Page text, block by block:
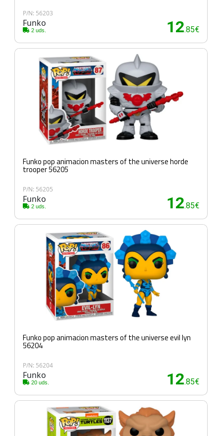
P/N: 56203
Funko
2 uds. 12.85€
Funko pop animacion masters of the universe horde
trooper 56205
P/N: 56205
Funko
2 uds. 12.85€
Funko pop animacion masters of the universe evil lyn
56204
P/N: 56204
Funko
20 uds. 12.85€